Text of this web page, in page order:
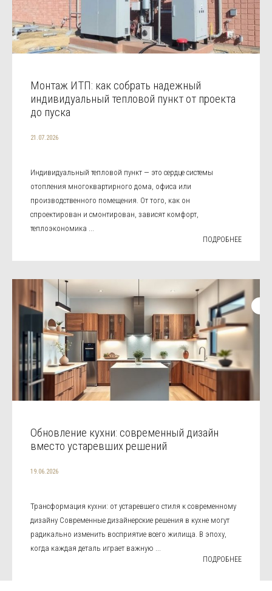
Монтаж ИТП: как собрать надежный
индивидуальный тепловой пункт от проекта
до пуска
21.07.2026
Индивидуальный тепловой пункт — это сердце системы
отопления многоквартирного дома, офиса или
производственного помещения. От того, как он
спроектирован и смонтирован, зависят комфорт,
теплоэкономика ...
ПОДРОБНЕЕ
Обновление кухни: современный дизайн
вместо устаревших решений
19.06.2026
Трансформация кухни: от устаревшего стиля к современному
дизайну Современные дизайнерские решения в кухне могут
радикально изменить восприятие всего жилища. В эпоху,
когда каждая деталь играет важную ...
ПОДРОБНЕЕ